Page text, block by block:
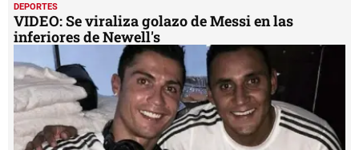
DEPORTES
VIDEO: Se viraliza golazo de Messi en las
inferiores de Newell's